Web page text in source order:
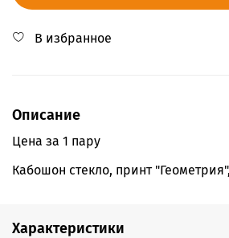
В избранное
Описание
Цена за 1 пару
Кабошон стекло, принт
Характеристики